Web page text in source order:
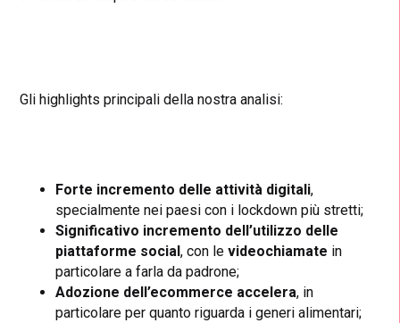
Gli highlights principali della nostra analisi:
Forte incremento delle attività digitali,
specialmente nei paesi con i lockdown più stretti;
Significativo incremento dell’utilizzo delle
piattaforme social, con levideochiamate in
particolare a farla da padrone;
Adozione dell’ecommerce accelera, in
particolare per quanto riguarda i generi alimentari;